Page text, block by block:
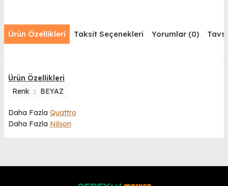
Ürün Özellikleri Taksit Seçenekleri Yorumlar (0)
Ürün Özellikleri
Renk : BEYAZ
Daha Fazla Quattro
Daha Fazla Nilson